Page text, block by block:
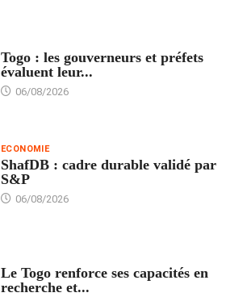
Togo : les gouverneurs et préfets
évaluent leur...
06/08/2026
ECONOMIE
ShafDB : cadre durable validé par
S&P
06/08/2026
Le Togo renforce ses capacités en
recherche et...